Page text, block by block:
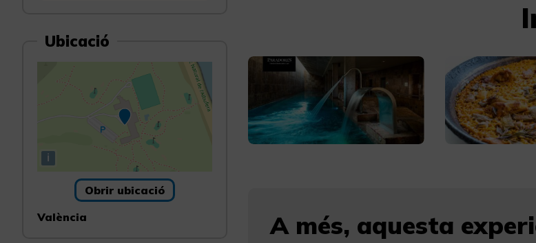
Ubicació
i
Obrir ubicació
València
A més, aquesta